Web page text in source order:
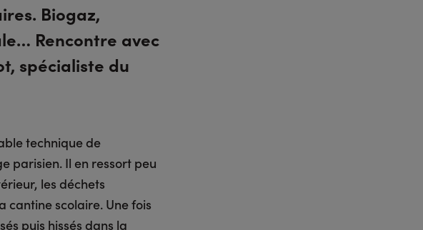
Biogaz,
Rencontre avec
spécialiste du
technique de
parisien. Il en ressort peu
les déchets
cantine scolaire. Une fois
puis hissés dans la